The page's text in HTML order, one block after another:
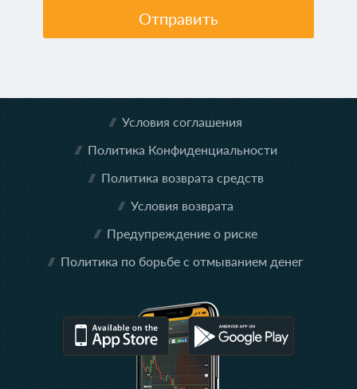
Отправить
Условия соглашения
Политика Конфиденциальности
Политика возврата средств
Условия возврата
Предупреждение о риске
Политика по борьбе с отмыванием денег